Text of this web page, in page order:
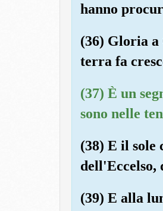
hanno
(36) Gloria a
terra fa
(37) È un
sono nelle
(38) E il sole
dell'Eccelso,
(39) E alla